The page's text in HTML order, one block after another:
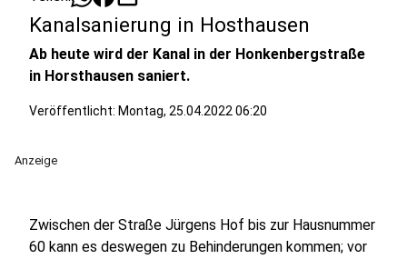
Kanalsanierung in Hosthausen
Ab heute wird der Kanal in der Honkenbergstraße
in Horsthausen saniert.
Veröffentlicht: Montag, 25.04.2022 06:20
Anzeige
Zwischen der Straße Jürgens Hof bis zur Hausnummer
60 kann es deswegen zu Behinderungen kommen; vor